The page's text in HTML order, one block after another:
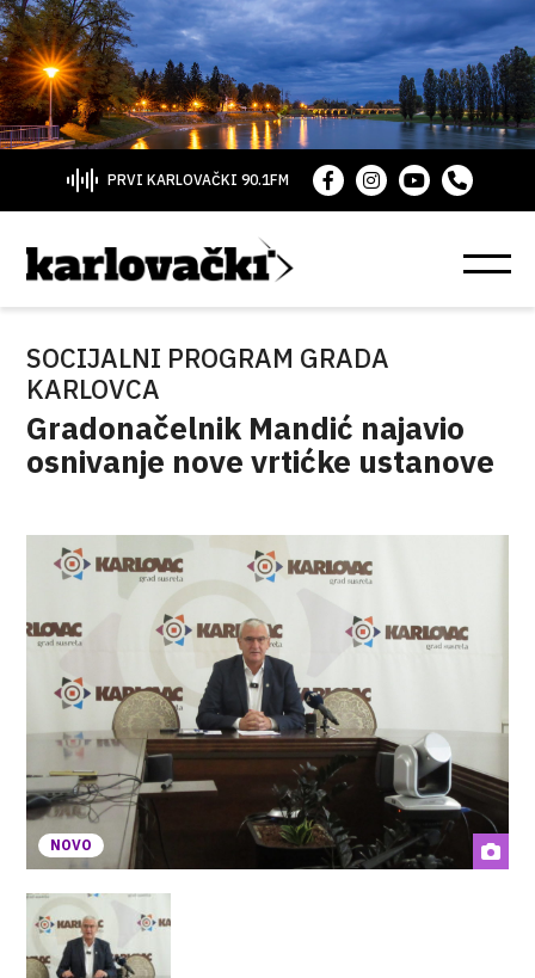
PRVI KARLOVAČKI 90.1FM
SOCIJALNI PROGRAM GRADA
KARLOVCA
Gradonačelnik Mandić najavio
osnivanje nove vrtićke ustanove
NOVO